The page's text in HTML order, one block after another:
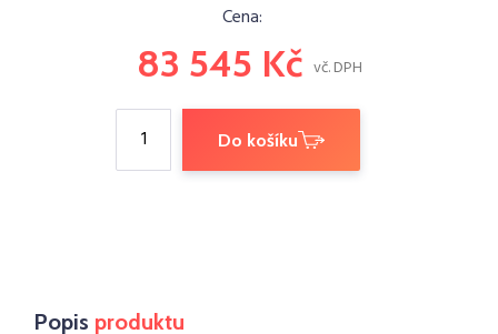
Cena:
83 545 Kč vč. DPH
Do košíku
Popis produktu